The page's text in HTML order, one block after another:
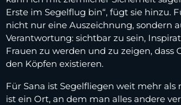
Erste im Segelflug bin“, fügt sie hinzu.
nicht nur eine Auszeichnung, sondern
Verantwortung: sichtbar zu sein,
Frauen zu werden und zu zeigen, dass
den Köpfen existieren.
Für Sana ist Segelfliegen weit mehr als
ist ein Ort, an dem man alles andere